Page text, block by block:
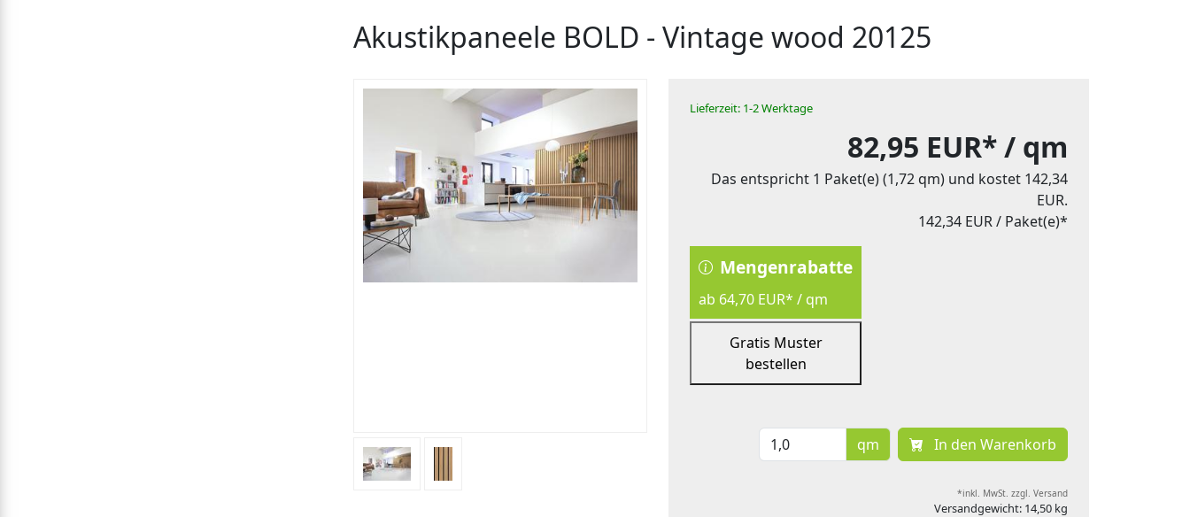
Akustikpaneele BOLD - Vintage wood 20125
Lieferzeit: 1-2 Werktage
82,95 EUR*/ qm
Das entspricht 1 Paket(e) (1,72 qm) und kostet 142,34
EUR.
142,34 EUR/ Paket(e)*
Mengenrabatte
ab 64,70 EUR* / qm
Gratis Muster
bestellen
qm In den Warenkorb
*inkl. MwSt. zzgl. Versand
Versandgewicht: 14,50 kg